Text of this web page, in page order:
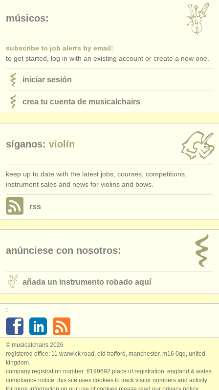
ATSfaq
iniciar sesión
músicos:
subscribe to job alerts by email:
to get started, log in with an existing account or create a new one.
iniciar sesión
crea tu cuenta de musicalchairs
síganos: violín
keep up to date with the latest jobs, courses, competitions,
instrument sales and news for violins and bows.
rss
anúnciese con nosotros:
añada un instrumento robado aquí
:
© musicalchairs 2026
registered office: 11 warwick road, old trafford, manchester, m16 0qq, united
kingdom.
company registration number: ​6199692 place of registration: england & wales
compliance notice: ​this site uses cookies to track visitor numbers and activity